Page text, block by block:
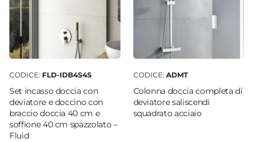
CODICE: FLD-IDB4S4S
Set incasso doccia con
deviatore e doccino con
braccio doccia 40 cm e
soffione 40 cm spazzolato –
Fluid
CODICE: ADMT
Colonna doccia completa di
deviatore saliscendi
squadrato acciaio